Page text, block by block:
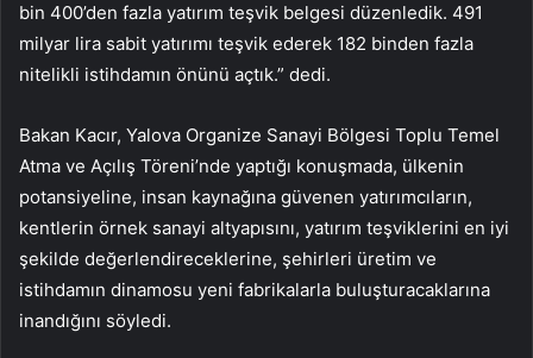
bin 400’den fazla yatırım teşvik belgesi düzenledik. 491
milyar lira sabit yatırımı teşvik ederek 182 binden fazla
nitelikli istihdamın önünü açtık.” dedi.
Bakan Kacır, Yalova Organize Sanayi Bölgesi Toplu Temel
Atma ve Açılış Töreni’nde yaptığı konuşmada, ülkenin
potansiyeline, insan kaynağına güvenen yatırımcıların,
kentlerin örnek sanayi altyapısını, yatırım teşviklerini en iyi
şekilde değerlendireceklerine, şehirleri üretim ve
istihdamın dinamosu yeni fabrikalarla buluşturacaklarına
inandığını söyledi.